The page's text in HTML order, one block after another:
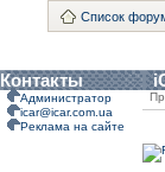
Список
Контакты
Администратор
icar@icar.com.ua
Реклама на сайте